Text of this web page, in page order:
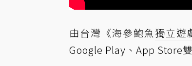
由台灣《海參鮑魚獨立遊
Google Play、App Store